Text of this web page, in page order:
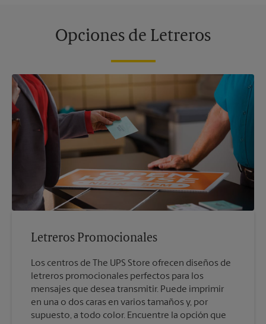
Opciones de Letreros
Letreros Promocionales
Los centros de The UPS Store ofrecen diseños de
letreros promocionales perfectos para los
mensajes que desea transmitir. Puede imprimir
en una o dos caras en varios tamaños y, por
supuesto, a todo color. Encuentre la opción que